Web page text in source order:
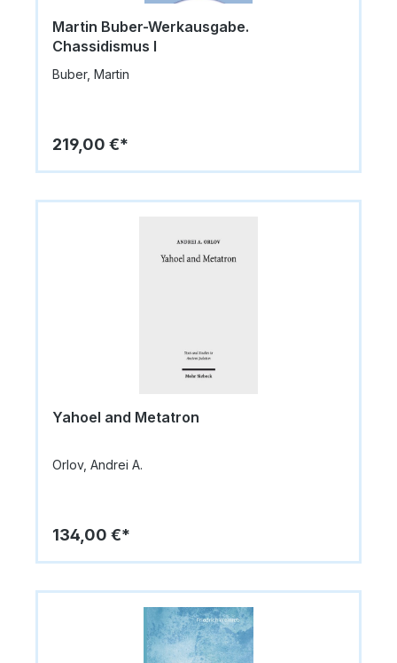
Martin Buber-Werkausgabe.
Chassidismus I
Buber, Martin
219,00 €*
Yahoel and Metatron
Orlov, Andrei A.
134,00 €*